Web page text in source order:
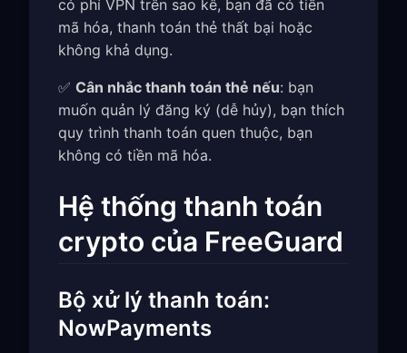
có phí VPN trên sao kê, bạn đã có tiền
mã hóa, thanh toán thẻ thất bại hoặc
không khả dụng.
✅ Cân nhắc thanh toán thẻ nếu: bạn
muốn quản lý đăng ký (dễ hủy), bạn thích
quy trình thanh toán quen thuộc, bạn
không có tiền mã hóa.
Hệ thống thanh toán
crypto của FreeGuard
Bộ xử lý thanh toán:
NowPayments